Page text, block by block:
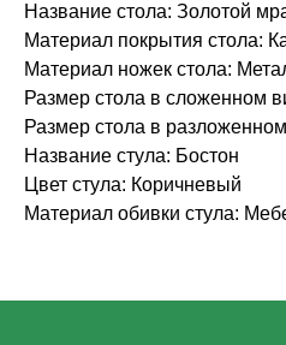
Название стола: Золотой
Материал покрытия стола:
Материал ножек стола:
Размер стола в сложенном
Размер стола в
Название стула: Бостон
Цвет стула: Коричневый
Материал обивки стула: